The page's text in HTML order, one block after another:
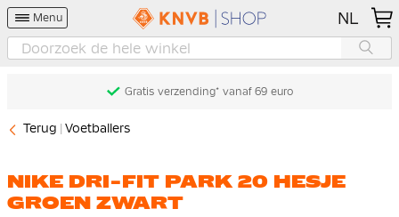
Menu NL
Gratis verzending* vanaf 69 euro
Terug Voetballers
NIKE DRI-FIT PARK 20 HESJE
GROEN ZWART